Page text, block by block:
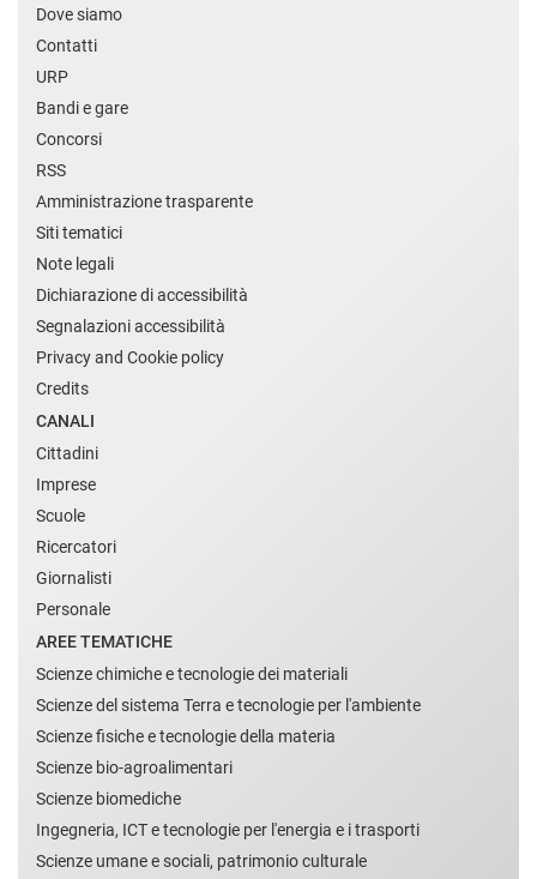
Dove siamo
Contatti
URP
Bandi e gare
Concorsi
RSS
Amministrazione trasparente
Siti tematici
Note legali
Dichiarazione di accessibilità
Segnalazioni accessibilità
Privacy and Cookie policy
Credits
CANALI
Cittadini
Imprese
Scuole
Ricercatori
Giornalisti
Personale
AREE TEMATICHE
Scienze chimiche e tecnologie dei materiali
Scienze del sistema Terra e tecnologie per l'ambiente
Scienze fisiche e tecnologie della materia
Scienze bio-agroalimentari
Scienze biomediche
Ingegneria, ICT e tecnologie per l'energia e i trasporti
Scienze umane e sociali, patrimonio culturale